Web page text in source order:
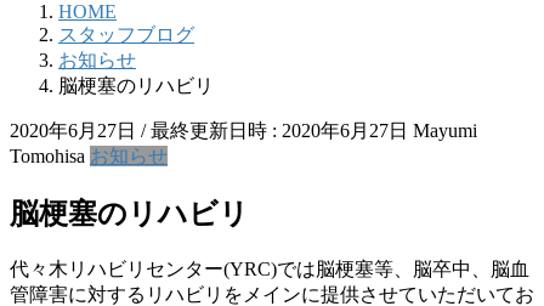
HOME
スタッフブログ
お知らせ
脳梗塞のリハビリ
2020年6月27日 / 最終更新日時 : 2020年6月27日 Mayumi
Tomohisa お知らせ
脳梗塞のリハビリ
代々木リハビリセンター(YRC)では脳梗塞等、脳卒中、脳血
管障害に対するリハビリをメインに提供させていただいてお